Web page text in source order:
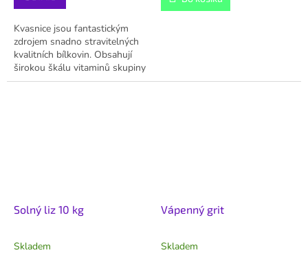
Kvasnice jsou fantastickým
zdrojem snadno stravitelných
kvalitních bílkovin. Obsahují
širokou škálu vitaminů skupiny
B, podporují trávení a působí
Solný liz 10 kg
Skladem
Vápenný grit
Skladem